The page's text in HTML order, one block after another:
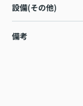
設備(その他)
備考